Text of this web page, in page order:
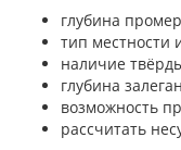
глубина
тип местности
наличие
глубина
возможность
рассчитать